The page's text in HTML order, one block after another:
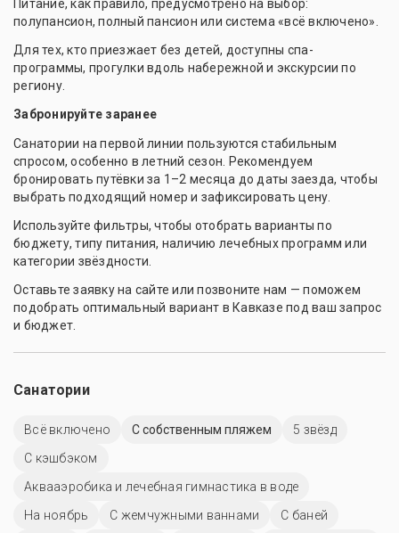
Питание, как правило, предусмотрено на выбор:
полупансион, полный пансион или система «всё включено».
Для тех, кто приезжает без детей, доступны спа-
программы, прогулки вдоль набережной и экскурсии по
региону.
Забронируйте заранее
Санатории на первой линии пользуются стабильным
спросом, особенно в летний сезон. Рекомендуем
бронировать путёвки за 1–2 месяца до даты заезда, чтобы
выбрать подходящий номер и зафиксировать цену.
Используйте фильтры, чтобы отобрать варианты по
бюджету, типу питания, наличию лечебных программ или
категории звёздности.
Оставьте заявку на сайте или позвоните нам — поможем
подобрать оптимальный вариант в Кавказе под ваш запрос
и бюджет.
Санатории
Всё включено С собственным пляжем
5 звёзд
С кэшбэком
Аквааэробика и лечебная гимнастика в воде
На ноябрь
С жемчужными ваннами
С баней